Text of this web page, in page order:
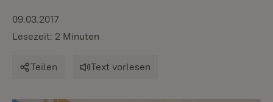
09.03.2017
Lesezeit: 2 Minuten
Teilen Text vorlesen